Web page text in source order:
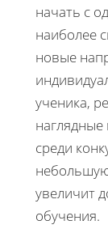
начать с
наиболее
новые
ученика,
среди
небольшую
увеличит
обучения.